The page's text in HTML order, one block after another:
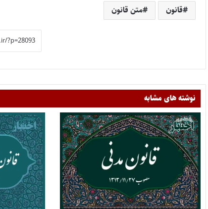
قانون متن قانون
نوشته های مشابه